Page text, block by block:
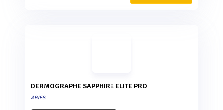
DERMOGRAPHE SAPPHIRE ELITE PRO
ARIES